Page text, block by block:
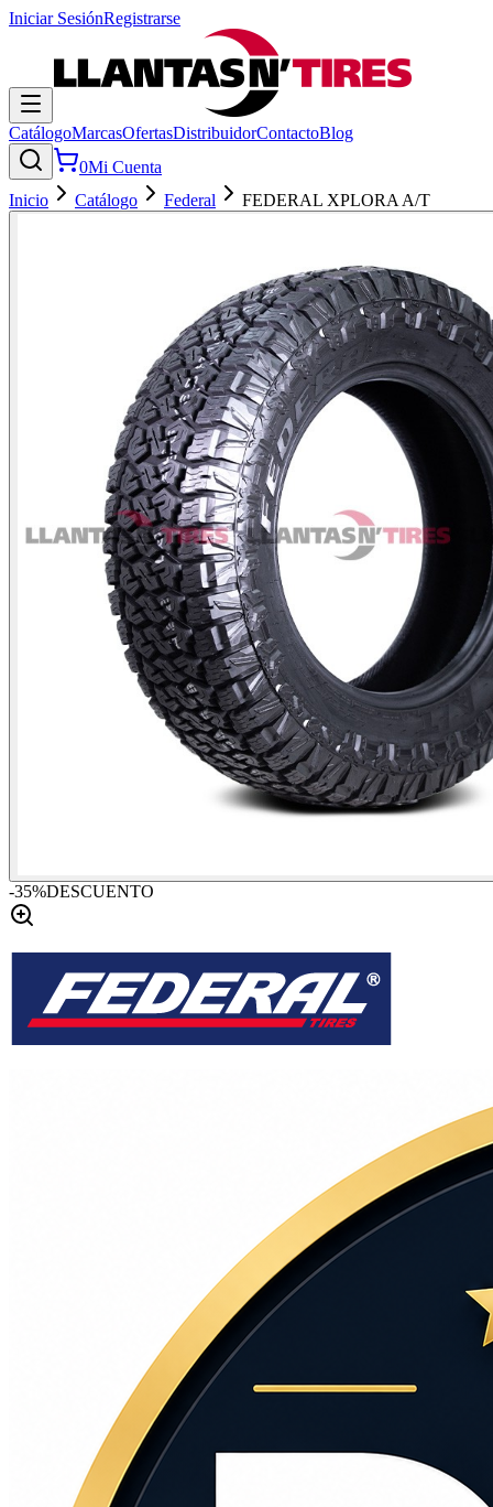
Iniciar SesiónRegistrarse
CatálogoMarcasOfertasDistribuidorContactoBlog
0Mi Cuenta
Inicio
Catálogo Federal FEDERAL XPLORA A/T
-35%DESCUENTO